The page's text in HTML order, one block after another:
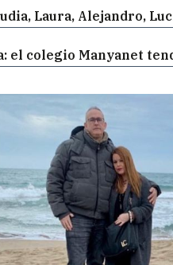
Laura, Alejandro,
el colegio Manyanet